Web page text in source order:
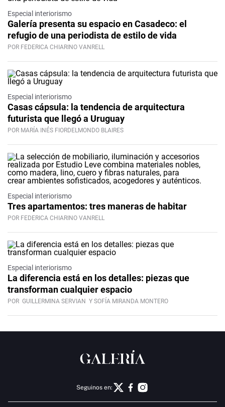
Especial interiorismo
Galería presenta su espacio en Casadeco: el
refugio de una periodista de estilo de vida
POR FEDERICA CHIARINO VANRELL
Especial interiorismo
Casas cápsula: la tendencia de arquitectura
futurista que llegó a Uruguay
POR MARÍA INÉS FIORDELMONDO BLAIRES
Especial interiorismo
Tres apartamentos: tres maneras de habitar
POR FEDERICA CHIARINO VANRELL
Especial interiorismo
La diferencia está en los detalles: piezas que
transforman cualquier espacio
POR GUILLERMINA SERVIAN Y SOFÍA MIRANDA MONTERO
Seguinos en: